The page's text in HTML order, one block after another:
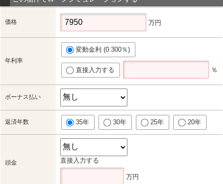
価格 万円
年利率
変動金利 (0.300％)
直接入力する ％
ボーナス払い
返済年数 35年 30年 25年 20年
頭金 直接入力する
万円